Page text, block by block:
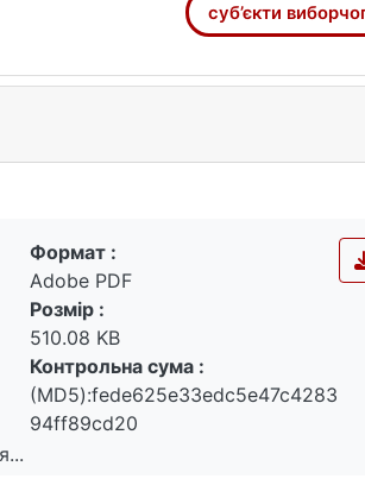
суб’єкти
Формат :
Adobe PDF
Розмір :
510.08 KB
Контрольна сума :
(MD5):fede625e33edc5e47c4283
94ff89cd20